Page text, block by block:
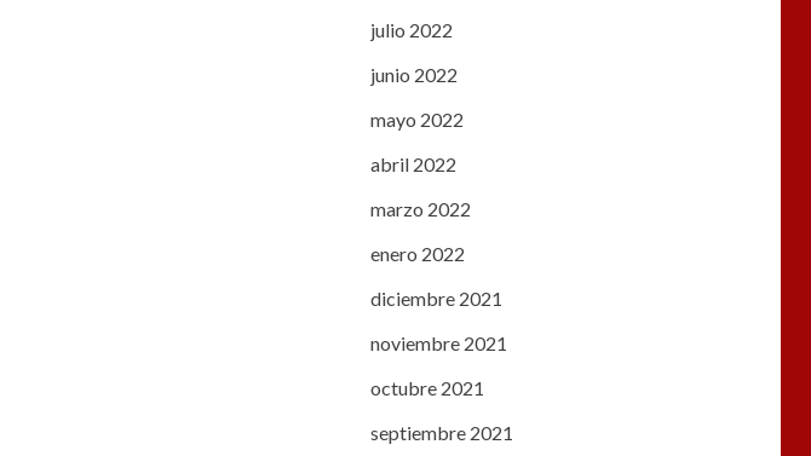
julio 2022
junio 2022
mayo 2022
abril 2022
marzo 2022
enero 2022
diciembre 2021
noviembre 2021
octubre 2021
septiembre 2021